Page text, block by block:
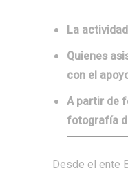
La
Quienes
con el
A partir de
fotografía
Desde el ente